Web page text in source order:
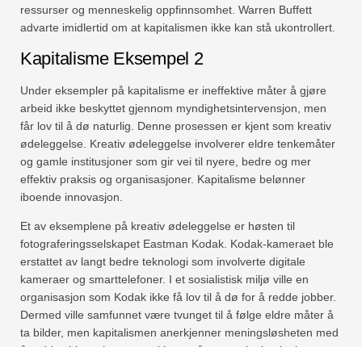
ressurser og menneskelig oppfinnsomhet. Warren Buffett
advarte imidlertid om at kapitalismen ikke kan stå ukontrollert.
Kapitalisme Eksempel 2
Under eksempler på kapitalisme er ineffektive måter å gjøre
arbeid ikke beskyttet gjennom myndighetsintervensjon, men
får lov til å dø naturlig. Denne prosessen er kjent som kreativ
ødeleggelse. Kreativ ødeleggelse involverer eldre tenkemåter
og gamle institusjoner som gir vei til nyere, bedre og mer
effektiv praksis og organisasjoner. Kapitalisme belønner
iboende innovasjon.
Et av eksemplene på kreativ ødeleggelse er høsten til
fotograferingsselskapet Eastman Kodak. Kodak-kameraet ble
erstattet av langt bedre teknologi som involverte digitale
kameraer og smarttelefoner. I et sosialistisk miljø ville en
organisasjon som Kodak ikke få lov til å dø for å redde jobber.
Dermed ville samfunnet være tvunget til å følge eldre måter å
ta bilder, men kapitalismen anerkjenner meningsløsheten med